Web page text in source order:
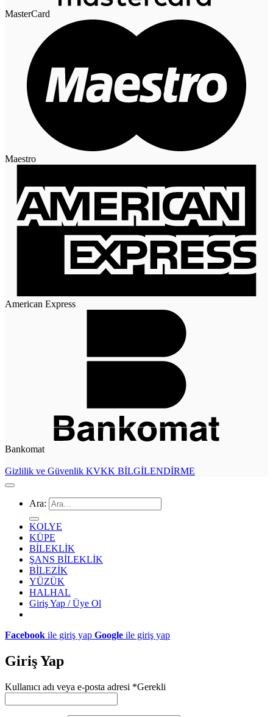
MasterCard
Maestro
American Express
Bankomat
Gizlilik ve Güvenlik KVKK BİLGİLENDİRME
Ara:
KOLYE
KÜPE
BİLEKLİK
ŞANS BİLEKLİK
BİLEZİK
YÜZÜK
HALHAL
Giriş Yap / Üye Ol
Facebook ile giriş yap Google ile giriş yap
Giriş Yap
Kullanıcı adı veya e-posta adresi *Gerekli